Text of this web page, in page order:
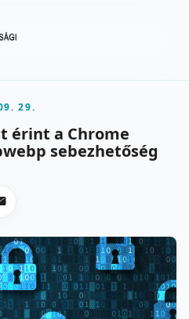
29.
érint a Chrome
sebezhetőség
X-en emailben